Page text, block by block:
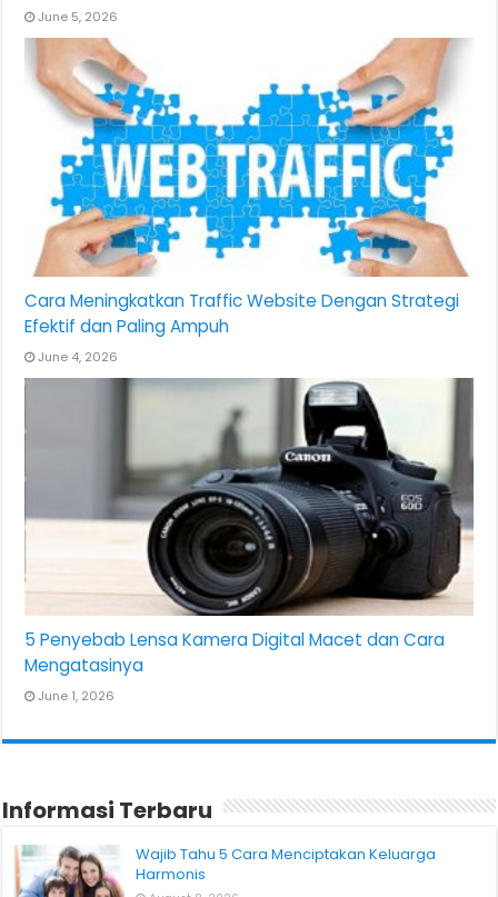
June 5, 2026
Cara Meningkatkan Traffic Website Dengan Strategi
Efektif dan Paling Ampuh
June 4, 2026
5 Penyebab Lensa Kamera Digital Macet dan Cara
Mengatasinya
June 1, 2026
Informasi Terbaru
Wajib Tahu 5 Cara Menciptakan Keluarga
Harmonis